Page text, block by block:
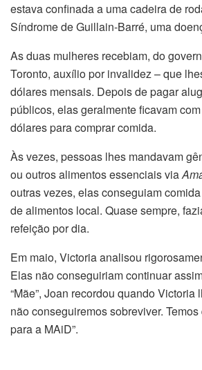
estava confinada a uma cadeira de
Síndrome de Guillain-Barré, uma
As duas mulheres recebiam, do
Toronto, auxílio por invalidez – que
dólares mensais. Depois de pagar
públicos, elas geralmente ficavam
dólares para comprar comida.
Às vezes, pessoas lhes mandavam
ou outros alimentos essenciais via
outras vezes, elas conseguiam
de alimentos local. Quase sempre,
refeição por dia.
Em maio, Victoria analisou
Elas não conseguiriam continuar
“Mãe”, Joan recordou quando Victoria
não conseguiremos sobreviver.
para a MAiD”.